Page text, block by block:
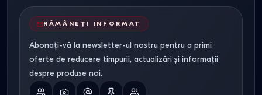
RĂMÂNEȚI INFORMAT
Abonați-vă la newsletter-ul nostru pentru a primi
oferte de reducere timpurii, actualizări și informații
despre produse noi.